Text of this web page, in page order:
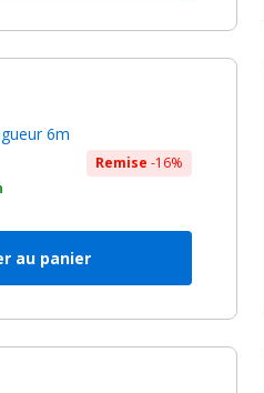
6m
Remise -16%
au panier